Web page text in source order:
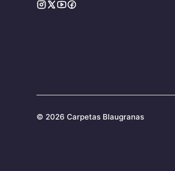
© 2026 Carpetas Blaugranas